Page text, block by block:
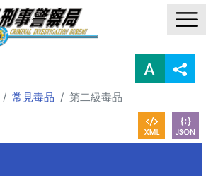
常見毒品 第二級毒品